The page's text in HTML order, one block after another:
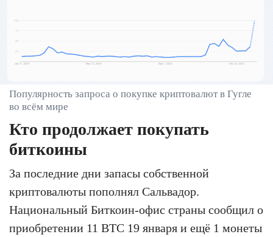
Популярность запроса о покупке криптовалют в Гугле
во всём мире
Кто продолжает покупать
биткоины
За последние дни запасы собственной
криптовалюты пополнял Сальвадор.
Национальный Биткоин-офис страны сообщил о
приобретении 11 BTC 19 января и ещё 1 монеты